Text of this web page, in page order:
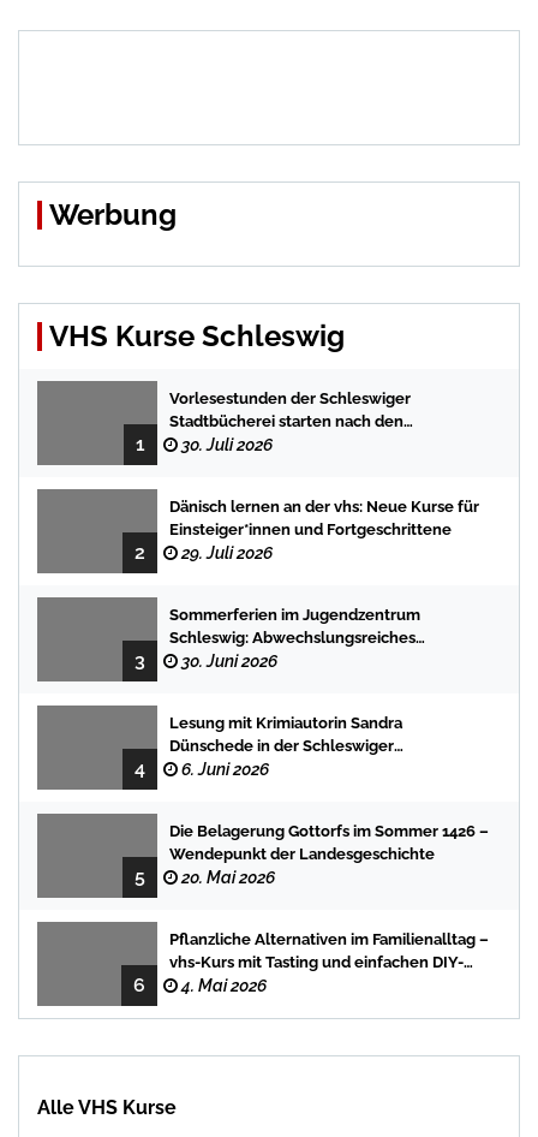
Werbung
VHS Kurse Schleswig
1
Vorlesestunden der Schleswiger
Stadtbücherei starten nach den
Sommerferien mit spannenden
30. Juli 2026
2
Dänisch lernen an der vhs: Neue Kurse für
Einsteiger*innen und Fortgeschrittene
29. Juli 2026
3
Sommerferien im Jugendzentrum
Schleswig: Abwechslungsreiches
Programm für Kinder und Jugendliche
30. Juni 2026
4
Lesung mit Krimiautorin Sandra
Dünschede in der Schleswiger
Stadtbücherei
6. Juni 2026
5
Die Belagerung Gottorfs im Sommer 1426 –
Wendepunkt der Landesgeschichte
20. Mai 2026
6
Pflanzliche Alternativen im Familienalltag –
vhs-Kurs mit Tasting und einfachen DIY-
Rezepten
4. Mai 2026
Alle VHS Kurse